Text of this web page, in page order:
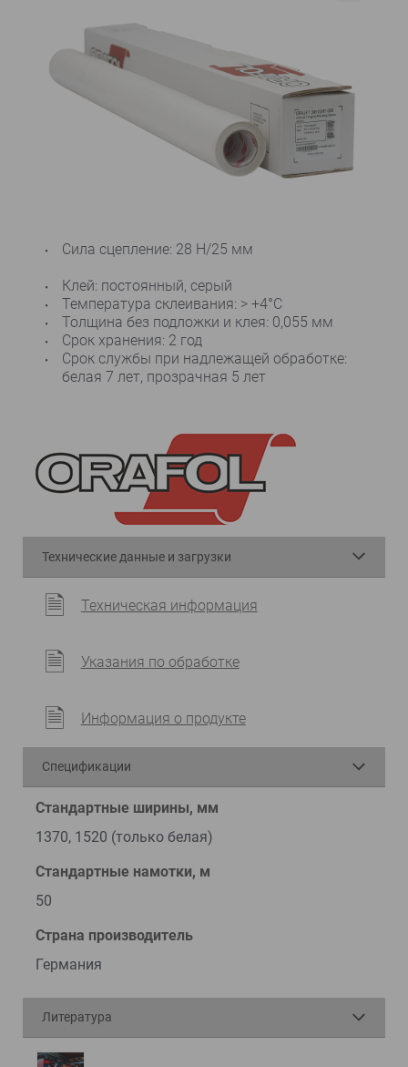
Сила сцепление: 28 Н/25 мм
Клей: постоянный, серый
Температура склеивания: > +4°C
Толщина без подложки и клея: 0,055 мм
Срок хранения: 2 год
Срок службы при надлежащей обработке:
белая 7 лет, прозрачная 5 лет
Технические данные и загрузки
Техническая информация
Указания по обработке
Информация о продукте
Спецификации
Стандартные ширины, мм
1370, 1520 (только белая)
Стандартные намотки, м
50
Страна производитель
Германия
Литература